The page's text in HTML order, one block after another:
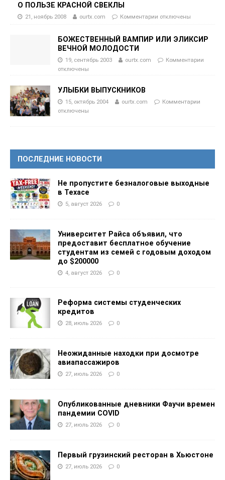
О ПОЛЬЗЕ КРАСНОЙ СВЕКЛЫ
21, ноябрь 2008 ourtx.com Комментарии отключены
БОЖЕСТВЕННЫЙ ВАМПИР ИЛИ ЭЛИКСИР
ВЕЧНОЙ МОЛОДОСТИ
19, сентябрь 2003 ourtx.com
Комментарии
отключены
УЛЫБКИ ВЫПУСКНИКОВ
15, октябрь 2004 ourtx.com
Комментарии
отключены
ПОСЛЕДНИЕ НОВОСТИ
Не пропустите безналоговые выходные
в Техасе
5, август 2026 0
Университет Райса объявил, что
предоставит бесплатное обучение
студентам из семей с годовым доходом
до $200000
4, август 2026 0
Реформа системы студенческих
кредитов
28, июль 2026 0
Неожиданные находки при досмотре
авиапассажиров
27, июль 2026 0
Опубликованные дневники Фаучи времен
пандемии COVID
27, июль 2026 0
Первый грузинский ресторан в Хьюстоне
27, июль 2026 0